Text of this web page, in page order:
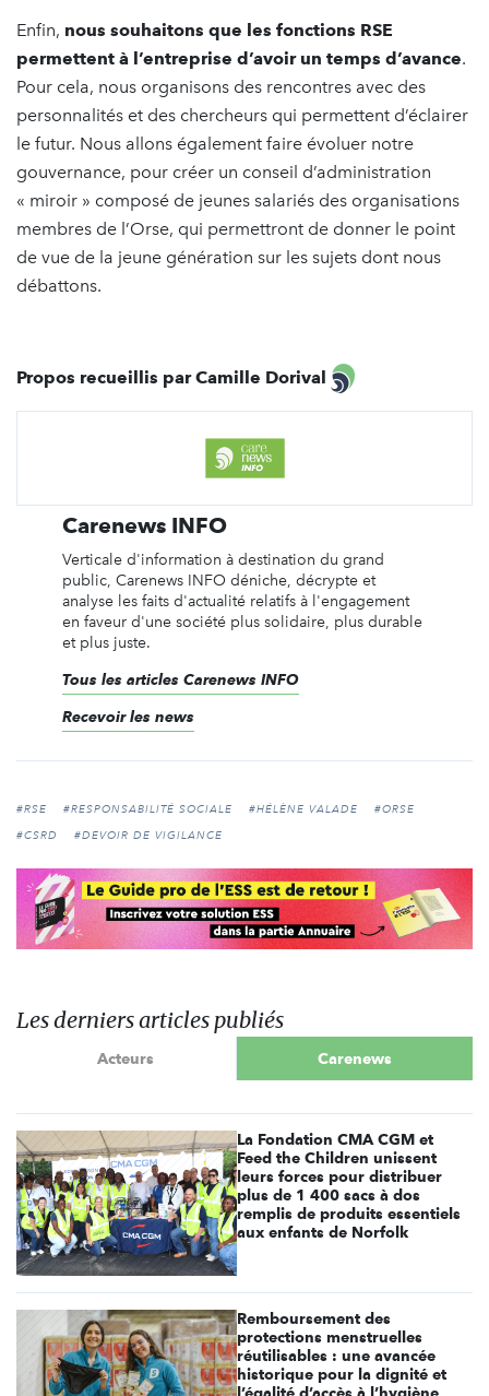
Enfin, nous souhaitons que les fonctions RSE
permettent à l’entreprise d’avoir un temps d’avance.
Pour cela, nous organisons des rencontres avec des
personnalités et des chercheurs qui permettent d’éclairer
le futur. Nous allons également faire évoluer notre
gouvernance, pour créer un conseil d’administration
« miroir » composé de jeunes salariés des organisations
membres de l’Orse, qui permettront de donner le point
de vue de la jeune génération sur les sujets dont nous
débattons.
Propos recueillis par Camille Dorival
Carenews INFO
Verticale d'information à destination du grand
public, Carenews INFO déniche, décrypte et
analyse les faits d'actualité relatifs à l'engagement
en faveur d'une société plus solidaire, plus durable
et plus juste.
Tous les articles Carenews INFO
Recevoir les news
#RSE #RESPONSABILITÉ SOCIALE #HÉLÈNE VALADE
#ORSE
#CSRD
#DEVOIR DE VIGILANCE
Les derniers articles publiés
Acteurs Carenews
La Fondation CMA CGM et
Feed the Children unissent
leurs forces pour distribuer
plus de 1 400 sacs à dos
remplis de produits essentiels
aux enfants de Norfolk
Remboursement des
protections menstruelles
réutilisables : une avancée
historique pour la dignité et